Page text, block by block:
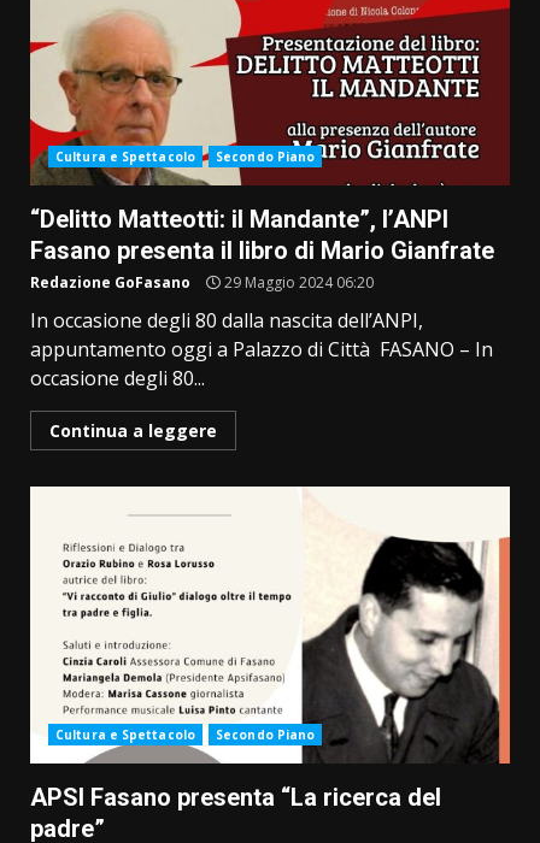
Cultura e Spettacolo Secondo Piano
“Delitto Matteotti: il Mandante”, l’ANPI
Fasano presenta il libro di Mario Gianfrate
Redazione GoFasano 29 Maggio 2024 06:20
In occasione degli 80 dalla nascita dell’ANPI,
appuntamento oggi a Palazzo di Città FASANO – In
occasione degli 80...
Continua a leggere
Cultura e Spettacolo Secondo Piano
APSI Fasano presenta “La ricerca del
padre”